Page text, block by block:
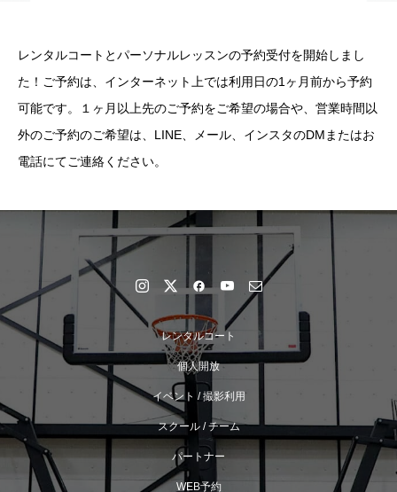
レンタルコートとパーソナルレッスンの予約受付を開始しまし
た！ご予約は、インターネット上では利用日の1ヶ月前から予約
可能です。１ヶ月以上先のご予約をご希望の場合や、営業時間以
外のご予約のご希望は、LINE、メール、インスタのDMまたはお
電話にてご連絡ください。
レンタルコート
個人開放
イベント / 撮影利用
スクール / チーム
パートナー
WEB予約